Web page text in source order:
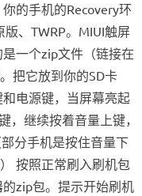
的手机的Recovery环
、TWRP。MIUI触屏
一个zip文件（链接在
把它放到你的SD卡
电源键，当屏幕亮起
，继续按着音量上键，
分手机是按住音量下
按照正常刷入刷机包
zip包。提示开始刷机